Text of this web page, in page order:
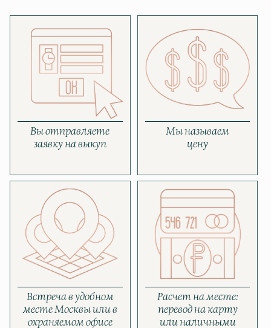
Вы отправляете
заявку на выкуп
Мы называем
цену
Встреча в удобном
месте Москвы или в
охраняемом офисе
Расчет на месте:
перевод на карту
или наличными